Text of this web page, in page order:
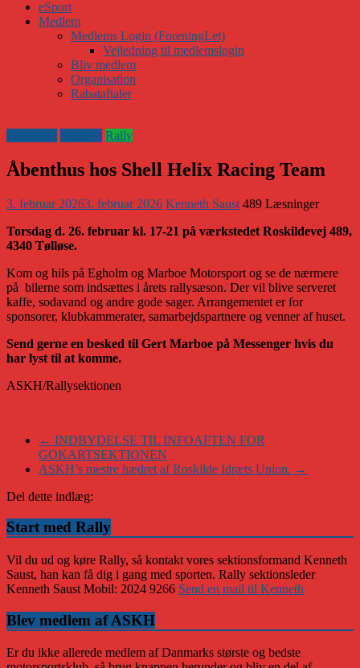
eSport
Medlem
Medlems Login (ForeningLet)
Vejledning til medlemslogin
Bliv medlem
Organisation
Rabataftaler
Rally
Åbenthus hos Shell Helix Racing Team
3. februar 20263. februar 2026 Kenneth Saust 489 Læsninger
Torsdag d. 26. februar kl. 17-21 på værkstedet Roskildevej 489,
4340 Tølløse.
Kom og hils på Egholm og Marboe Motorsport og se de nærmere
på bilerne som indsættes i årets rallysæson. Der vil blive serveret
kaffe, sodavand og andre gode sager. Arrangementet er for
sponsorer, klubkammerater, samarbejdspartnere og venner af huset.
Send gerne en besked til Gert Marboe på Messenger hvis du
har lyst til at komme.
ASKH/Rallysektionen
← INDBYDELSE TIL INFOAFTEN FOR
GOKARTSEKTIONEN
ASKH’s mestre hædret af Roskilde Idræts Union. →
Del dette indlæg:
Start med Rally
Vil du ud og køre Rally, så kontakt vores sektionsformand Kenneth
Saust, han kan få dig i gang med sporten. Rally sektionsleder
Kenneth Saust Mobil: 2024 9266 Send en mail til Kenneth
Blev medlem af ASKH
Er du ikke allerede medlem af Danmarks største og bedste